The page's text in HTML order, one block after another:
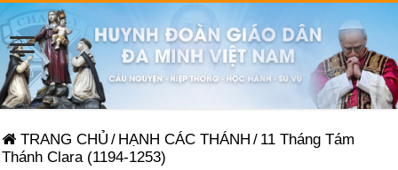
TRANG CHỦ / HẠNH CÁC THÁNH / 11 Tháng Tám
Thánh Clara (1194-1253)